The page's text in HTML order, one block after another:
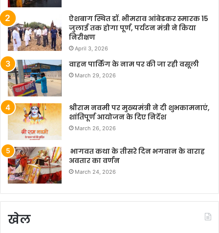
ऐशबाग स्थित डॉ. भीमराव आंबेडकर स्मारक 15
जुलाई तक होगा पूर्ण, पर्यटन मंत्री ने किया
निरीक्षण
April 3, 2026
वाहन पार्किंग के नाम पर की जा रही वसूली
March 29, 2026
श्रीराम नवमी पर मुख्यमंत्री ने दी शुभकामनाएं,
शांतिपूर्ण आयोजन के दिए निर्देश
March 26, 2026
भागवत कथा के तीसरे दिन भगवान के वाराह
अवतार का वर्णन
March 24, 2026
खेल